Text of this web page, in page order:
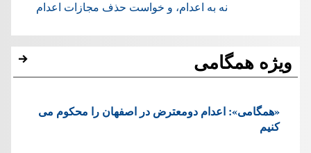
نه به اعدام، و خواست حذف مجازات اعدام
ویژه همگامی
«همگامی»: اعدام دومعترض در اصفهان را محکوم می
کنیم